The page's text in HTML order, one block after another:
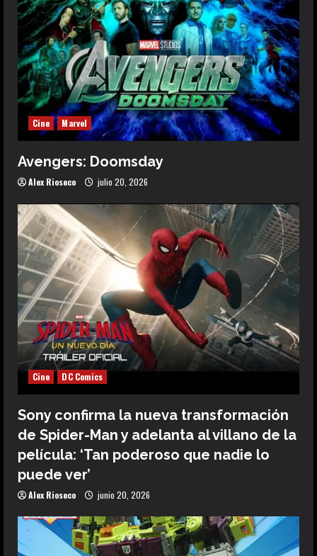
Cine Marvel
Avengers: Doomsday
Alex Rioseco julio 20, 2026
Cine DC Comics
Sony confirma la nueva transformación
de Spider-Man y adelanta al villano de la
película: ‘Tan poderoso que nadie lo
puede ver’
Alex Rioseco junio 20, 2026